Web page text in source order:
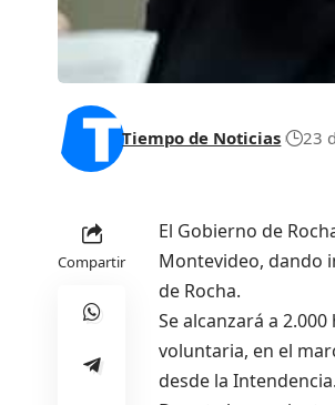
Tiempo de Noticias 23
Compartir
El Gobierno de
Montevideo, dando
de Rocha.
Se alcanzará a
voluntaria, en el
desde la Intendencia.